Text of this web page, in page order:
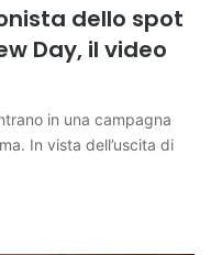
dello spot
Day, il video
in una campagna
In vista dell’uscita di